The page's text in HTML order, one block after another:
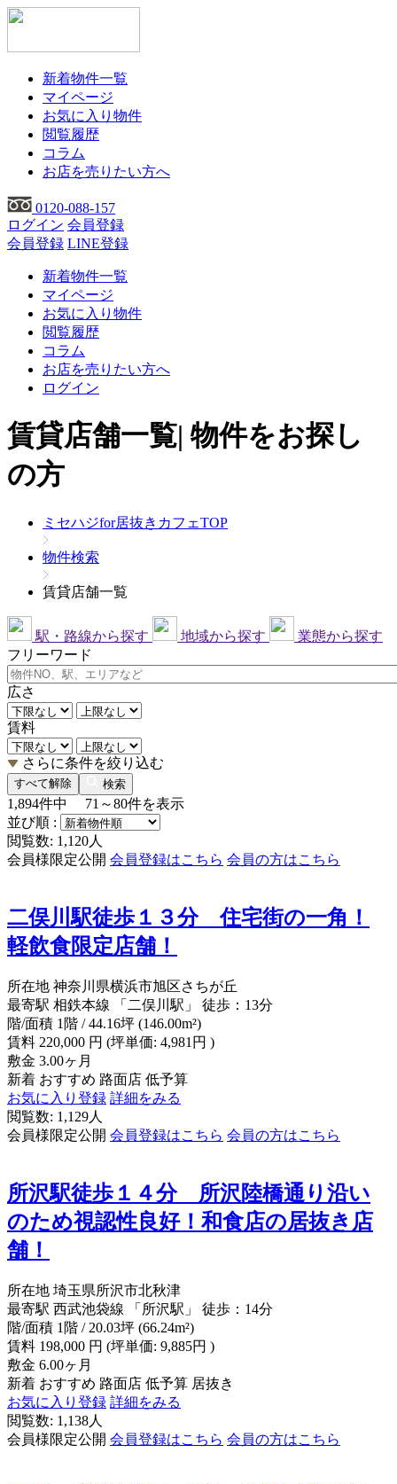
新着物件一覧
マイページ
お気に入り物件
閲覧履歴
コラム
お店を売りたい方へ
0120-088-157
ログイン 会員登録
会員登録 LINE登録
新着物件一覧
マイページ
お気に入り物件
閲覧履歴
コラム
お店を売りたい方へ
ログイン
賃貸店舗一覧| 物件をお探し
の方
ミセハジfor居抜きカフェTOP
物件検索
賃貸店舗一覧
駅・路線から探す 地域から探す
業態から探す
フリーワード
広さ
賃料
さらに条件を絞り込む
すべて解除 検索
1,894件中 71～80件を表示
並び順 :
閲覧数: 1,120人
会員様限定公開 会員登録はこちら 会員の方はこちら
二俣川駅徒歩１３分 住宅街の一角！
軽飲食限定店舗！
所在地 神奈川県横浜市旭区さちが丘
最寄駅 相鉄本線 「二俣川駅」 徒歩：13分
階/面積 1階 / 44.16坪 (146.00m²)
賃料 220,000 円 (坪単価: 4,981円 )
敷金 3.00ヶ月
新着 おすすめ 路面店 低予算
お気に入り登録 詳細をみる
閲覧数: 1,129人
会員様限定公開 会員登録はこちら 会員の方はこちら
所沢駅徒歩１４分 所沢陸橋通り沿い
のため視認性良好！和食店の居抜き店
舗！
所在地 埼玉県所沢市北秋津
最寄駅 西武池袋線 「所沢駅」 徒歩：14分
階/面積 1階 / 20.03坪 (66.24m²)
賃料 198,000 円 (坪単価: 9,885円 )
敷金 6.00ヶ月
新着 おすすめ 路面店 低予算 居抜き
お気に入り登録 詳細をみる
閲覧数: 1,138人
会員様限定公開 会員登録はこちら 会員の方はこちら